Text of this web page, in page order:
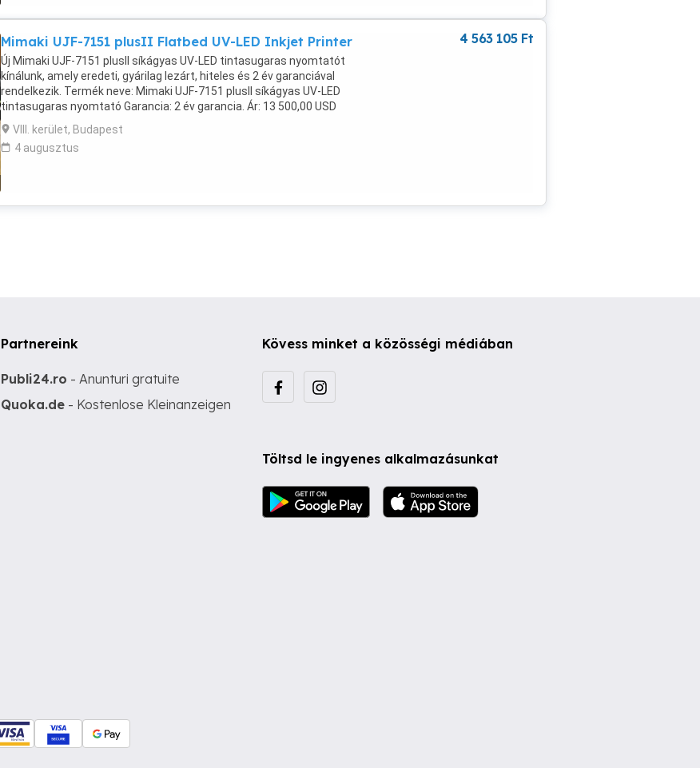
Mimaki UJF-7151 plusII Flatbed UV-LED Inkjet Printer
Új Mimaki UJF-7151 plusII síkágyas UV-LED tintasugaras nyomtatót
kínálunk, amely eredeti, gyárilag lezárt, hiteles és 2 év garanciával
rendelkezik. Termék neve: Mimaki UJF-7151 plusII síkágyas UV-LED
tintasugaras nyomtató Garancia: 2 év garancia. Ár: 13 500,00 USD
Minimális rendelési mennyiség: 1 WhatsApp: és
VIII. kerület, Budapest
4 augusztus
4 563 105 Ft
Partnereink
Publi24.ro - Anunturi gratuite
Quoka.de - Kostenlose Kleinanzeigen
Kövess minket a közösségi médiában
Töltsd le ingyenes alkalmazásunkat